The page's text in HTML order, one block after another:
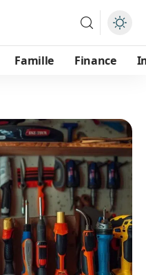
Famille Finance